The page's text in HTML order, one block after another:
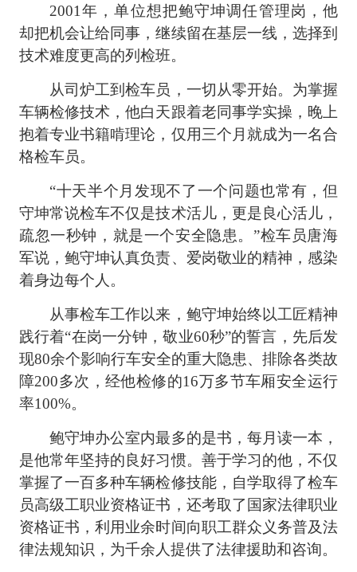
2001年，单位想把鲍守坤调任管理岗，他
却把机会让给同事，继续留在基层一线，选择到
技术难度更高的列检班。
从司炉工到检车员，一切从零开始。为掌握
车辆检修技术，他白天跟着老同事学实操，晚上
抱着专业书籍啃理论，仅用三个月就成为一名合
格检车员。
“十天半个月发现不了一个问题也常有，但
守坤常说检车不仅是技术活儿，更是良心活儿，
疏忽一秒钟，就是一个安全隐患。”检车员唐海
军说，鲍守坤认真负责、爱岗敬业的精神，感染
着身边每个人。
从事检车工作以来，鲍守坤始终以工匠精神
践行着“在岗一分钟，敬业60秒”的誓言，先后发
现80余个影响行车安全的重大隐患、排除各类故
障200多次，经他检修的16万多节车厢安全运行
率100%。
鲍守坤办公室内最多的是书，每月读一本，
是他常年坚持的良好习惯。善于学习的他，不仅
掌握了一百多种车辆检修技能，自学取得了检车
员高级工职业资格证书，还考取了国家法律职业
资格证书，利用业余时间向职工群众义务普及法
律法规知识，为千余人提供了法律援助和咨询。